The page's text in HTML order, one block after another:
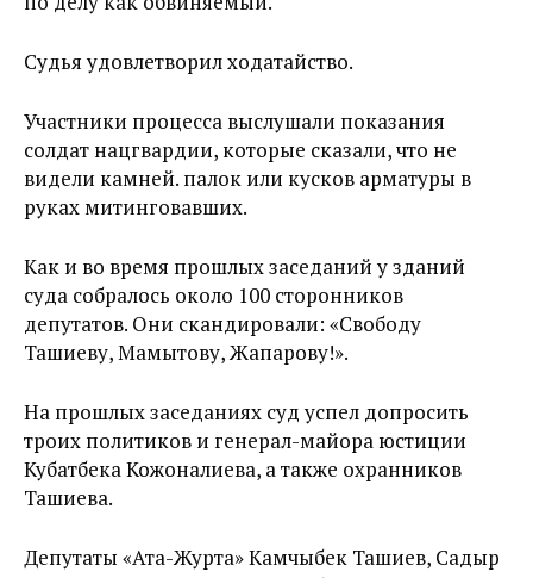
Судья удовлетворил ходатайство.
Участники процесса выслушали показания
солдат нацгвардии, которые сказали, что не
видели камней. палок или кусков арматуры в
руках митинговавших.
Как и во время прошлых заседаний у зданий
суда собралось около 100 сторонников
депутатов. Они скандировали: «Свободу
Ташиеву, Мамытову, Жапарову!».
На прошлых заседаниях суд успел допросить
троих политиков и генерал-майора юстиции
Кубатбека Кожоналиева, а также охранников
Ташиева.
Депутаты «Ата-Журта» Камчыбек Ташиев, Садыр